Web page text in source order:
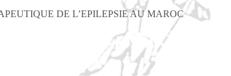
DE L’EPILEPSIE AU MAROC